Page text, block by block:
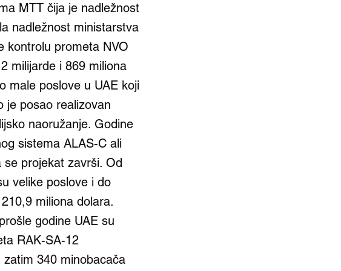
MTT čija je nadležnost
nadležnost ministarstva
kontrolu prometa NVO
milijarde i 869 miliona
male poslove u UAE koji
je posao realizovan
naoružanje. Godine
sistema ALAS-C ali
projekat završi. Od
velike poslove i do
miliona dolara.
godine UAE su
RAK-SA-12
340 minobacača